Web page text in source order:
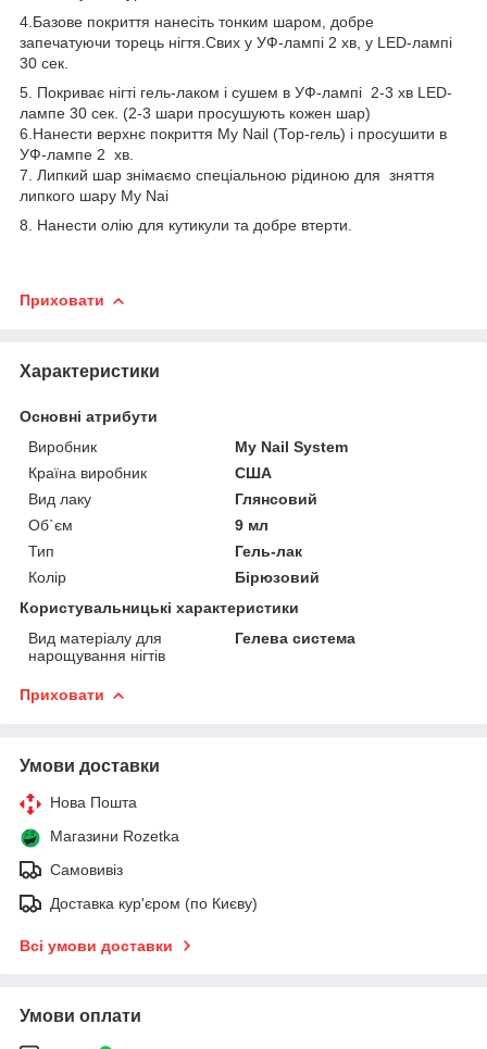
4.Базове покриття нанесіть тонким шаром, добре
запечатуючи торець нігтя.Свих у УФ-лампі 2 хв, у LED-лампі
30 сек.
5. Покриває нігті гель-лаком і сушем в УФ-лампі 2-3 хв LED-
лампе 30 сек. (2-3 шари просушують кожен шар)
6.Нанести верхнє покриття My Nail (Тор-гель) і просушити в
УФ-лампе 2 хв.
7. Липкий шар знімаємо спеціальною рідиною для зняття
липкого шару My Nai
8. Нанести олію для кутикули та добре втерти.
Приховати
Характеристики
Основні атрибути
Виробник
My Nail System
Країна виробник
США
Вид лаку
Глянсовий
Об`єм
9 мл
Тип
Гель-лак
Колір
Бірюзовий
Користувальницькі характеристики
Вид матеріалу для
нарощування нігтів
Гелева система
Приховати
Умови доставки
Нова Пошта
Магазини Rozetka
Самовивіз
Доставка кур'єром (по Києву)
Всі умови доставки
Умови оплати